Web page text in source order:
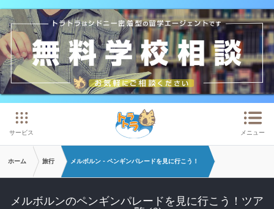
メインコンテンツへスキップ
サービス メニュー
ホーム 旅行 メルボルン - ペンギンパレードを見に行こう！
メルボルンのペンギンパレードを見に行こう！ツア